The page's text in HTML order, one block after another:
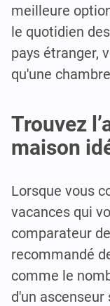
meilleure
le quotidien
pays étranger,
qu'une
Trouvez
maison
Lorsque vous
vacances qui
comparateur
recommandé
comme le
d'un